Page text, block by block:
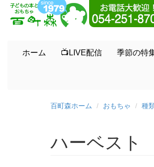
ホーム 📺LIVE配信 季節の特
百町森ホーム おもちゃ 種
ハーベスト